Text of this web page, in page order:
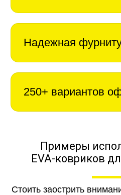
Надежная
250+ вариантов
Примеры
EVA-ковриков
Стоить заострить